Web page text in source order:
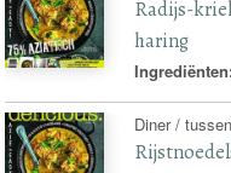
Radijs-
haring
Diner /